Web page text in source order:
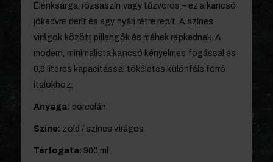
Élénksárga, rózsaszín vagy tűzvörös – ez a kancsó
jókedvre derít és egy nyári rétre repít. A színes
virágok között pillangók és méhek repkednek. A
modern, minimalista kancsó kényelmes fogással és
0,9 literes kapacitással tökéletes különféle forró
italokhoz.
Anyaga: porcelán
Színe: zöld / színes virágos
Térfogata: 900 ml